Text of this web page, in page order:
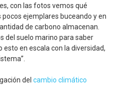
con las fotos vemos qué
ejemplares buceando y en
de carbono almacenan.
del suelo marino para saber
en escala con la diversidad,
del cambio climático